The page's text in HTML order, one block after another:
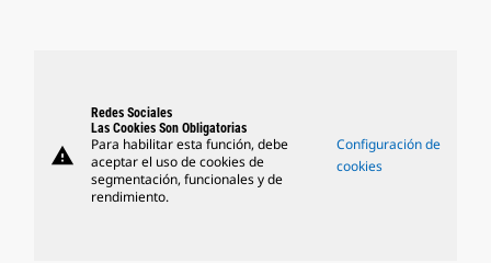
warning
Redes Sociales
Las Cookies Son Obligatorias
Para habilitar esta función, debe
aceptar el uso de cookies de
segmentación, funcionales y de
rendimiento.
Configuración de
cookies